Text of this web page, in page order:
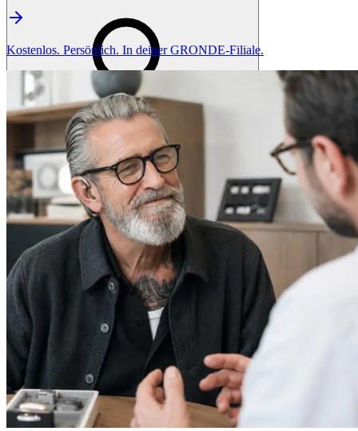
Kostenlos. Persönlich. In deiner GRONDE-Filiale.